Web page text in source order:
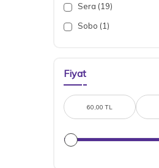
Sera (19)
Sobo (1)
Fiyat